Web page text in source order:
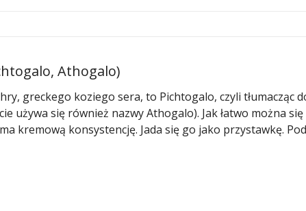
Athogalo)
greckego koziego sera, to Pichtogalo, czyli tłumacząc
używa się również nazwy Athogalo). Jak łatwo można
kremową konsystencję. Jada się go jako przystawkę.